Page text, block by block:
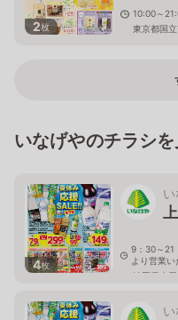
2枚
10:00～
東京都国
いなげやのチラシを
4枚
9：30～21
より営業い
埼玉県上